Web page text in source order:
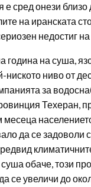
е сред онези близо
на иранската
недостиг
година на суша,
ниското ниво от
за
Техеран,
месеца
да се задоволи
обаче, този
се увеличи до